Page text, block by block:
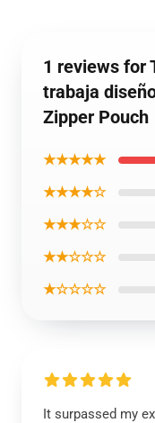
1 reviews for
trabaja
Zipper Pouch
★★★★★
★★★★☆
★★★☆☆
★★☆☆☆
★☆☆☆☆
It surpassed my